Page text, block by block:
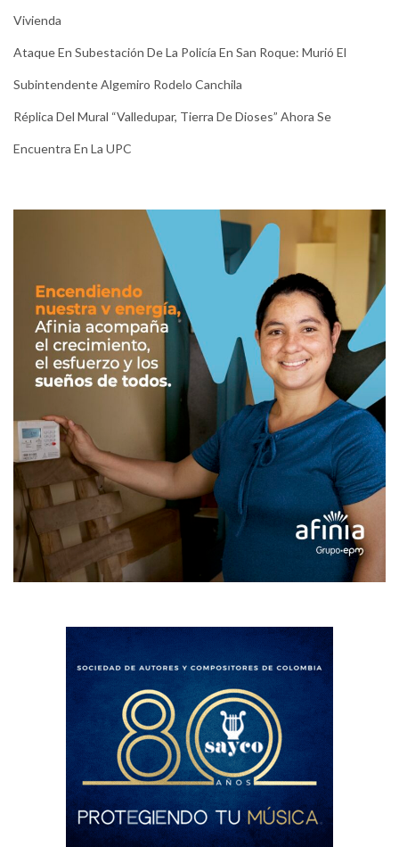
Vivienda
Ataque En Subestación De La Policía En San Roque: Murió El
Subintendente Algemiro Rodelo Canchila
Réplica Del Mural “Valledupar, Tierra De Dioses” Ahora Se
Encuentra En La UPC